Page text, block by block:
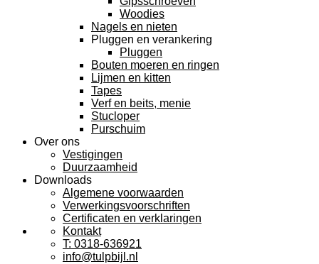
Woodies
Nagels en nieten
Pluggen en verankering
Pluggen
Bouten moeren en ringen
Lijmen en kitten
Tapes
Verf en beits, menie
Stucloper
Purschuim
Over ons
Vestigingen
Duurzaamheid
Downloads
Algemene voorwaarden
Verwerkingsvoorschriften
Certificaten en verklaringen
Kontakt
T: 0318-636921
info@tulpbijl.nl